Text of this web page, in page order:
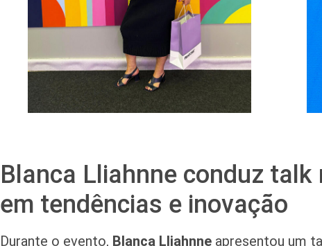
Blanca Lliahnne conduz talk
em tendências e inovação
Durante o evento, Blanca Lliahnne apresentou um